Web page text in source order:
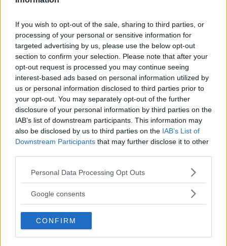
If you wish to opt-out of the sale, sharing to third parties, or
processing of your personal or sensitive information for
targeted advertising by us, please use the below opt-out
section to confirm your selection. Please note that after your
opt-out request is processed you may continue seeing
interest-based ads based on personal information utilized by
us or personal information disclosed to third parties prior to
your opt-out. You may separately opt-out of the further
disclosure of your personal information by third parties on the
IAB’s list of downstream participants. This information may
also be disclosed by us to third parties on the IAB’s List of
Downstream Participants that may further disclose it to other
Please note that this website/app uses one or more Google
not limited to your visit or usage behaviour. You may click to
use your data for below specified purposes in below Google
consent section.
Personal Data Processing Opt Outs
Google consents
CONFIRM
Flydde i kajak – greps
På söndagsmorgonen följde polisen en man
på Långsjön […]
Publicerad 13:35, 2 augusti 2026
Bråk på idrottsplats – två
män till sjukhus
På lördagseftermiddagen skadades två
personer i Sätra med […]
Publicerad 16:30, 1 augusti 2026
Debatt: C: Så förvandlar vi
Strandvägen till en grön oas
DEBATT. Strandvägen är i dag en av